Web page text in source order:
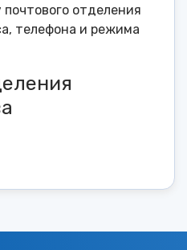
отделения
телефона и режима